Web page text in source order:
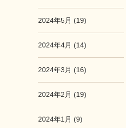
2024年5月 (19)
2024年4月 (14)
2024年3月 (16)
2024年2月 (19)
2024年1月 (9)